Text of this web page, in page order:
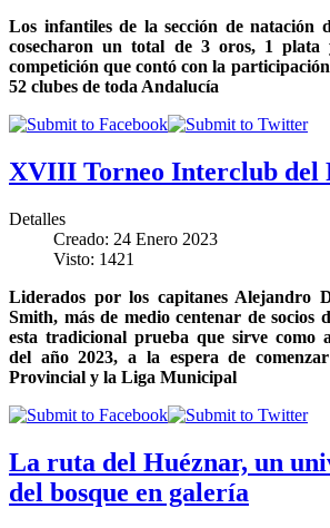
Los infantiles de la sección de natación
cosecharon un total de 3 oros, 1 plata
competición que contó con la
52 clubes de toda Andalucía
XVIII Torneo Interclub del
Detalles
Creado: 24 Enero 2023
Visto: 1421
Liderados por los capitanes Alejandro
Smith, más de medio centenar de socios
esta tradicional prueba que sirve como
del año 2023, a la espera de
Provincial y la Liga Municipal
La ruta del Huéznar, un
del bosque en galería